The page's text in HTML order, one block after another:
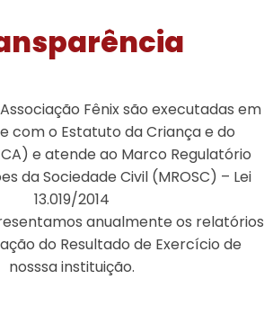
Fênix são executadas em
com o Estatuto da Criança e do
e atende ao Marco Regulatório
da Sociedade Civil (MROSC) – Lei
13.019/2014
anualmente os relatórios
do Resultado de Exercício de
nosssa instituição.